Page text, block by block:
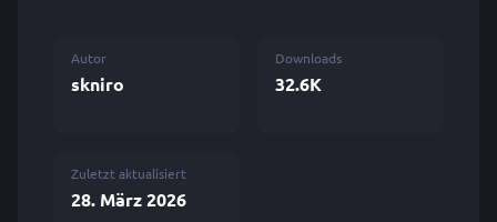
Autor
skniro
Downloads
32.6K
Zuletzt aktualisiert
28. März 2026